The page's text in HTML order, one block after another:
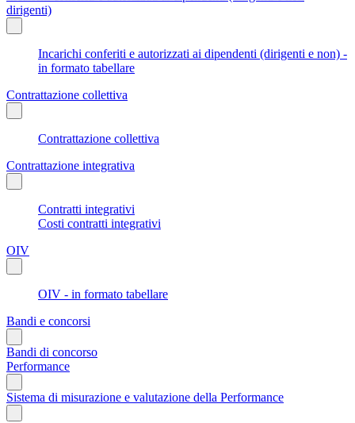
dirigenti)
Incarichi conferiti e autorizzati ai dipendenti (dirigenti e non) -
in formato tabellare
Contrattazione collettiva
Contrattazione collettiva
Contrattazione integrativa
Contratti integrativi
Costi contratti integrativi
OIV
OIV - in formato tabellare
Bandi e concorsi
Bandi di concorso
Performance
Sistema di misurazione e valutazione della Performance